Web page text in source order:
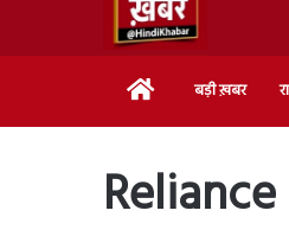
Home बड़ी ख़बर